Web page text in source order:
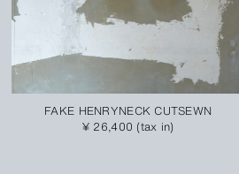
FAKE HENRYNECK CUTSEWN
¥ 26,400 (tax in)